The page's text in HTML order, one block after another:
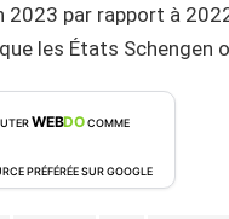
2023 par rapport à
les États Schengen
WEBDOCOMME
PRÉFÉRÉE SUR GOOGLE